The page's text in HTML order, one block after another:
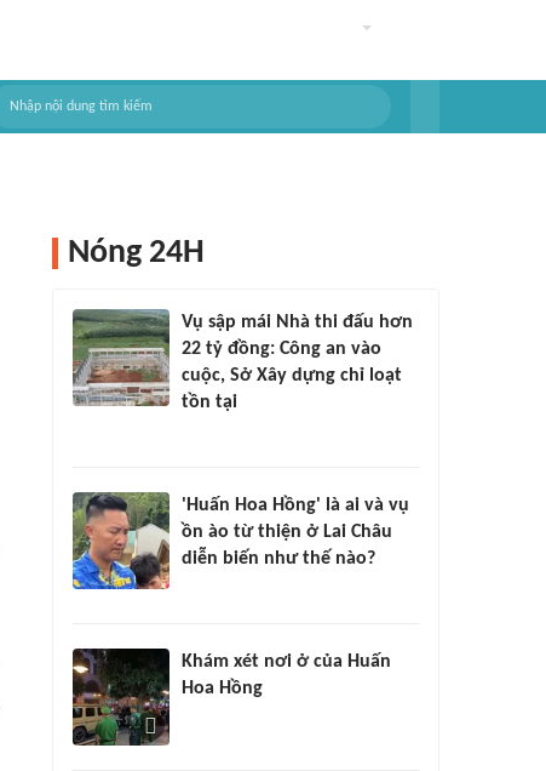
Nóng 24H
Vụ sập mái Nhà thi đấu hơn
22 tỷ đồng: Công an vào
cuộc, Sở Xây dựng chỉ loạt
tồn tại
'Huấn Hoa Hồng' là ai và vụ
ồn ào từ thiện ở Lai Châu
diễn biến như thế nào?
Khám xét nơi ở của Huấn
Hoa Hồng